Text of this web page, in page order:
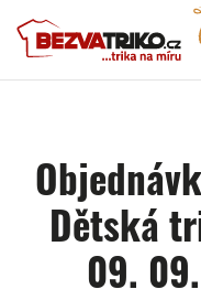
Dětská
09.